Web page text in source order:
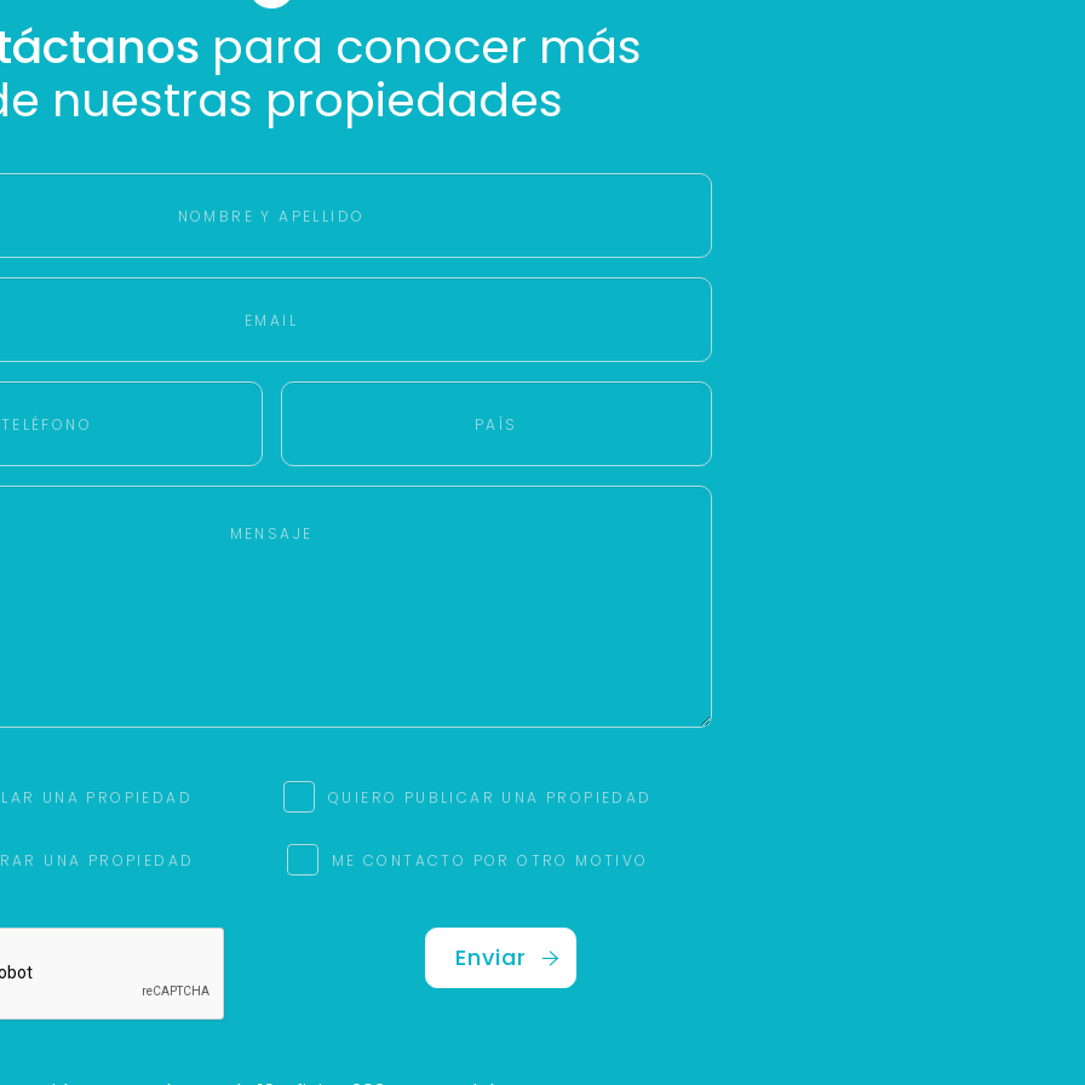
para conocer más
nuestras propiedades
UNA PROPIEDAD QUIERO PUBLICAR UNA PROPIEDAD
UNA PROPIEDAD ME CONTACTO POR OTRO MOTIVO
Enviar
Con estos datos podemos responderte mejor y más rápido.